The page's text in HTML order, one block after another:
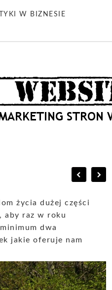
W BIZNESIE
życia dużej części
aby raz w roku
dwa
jakie oferuje nam